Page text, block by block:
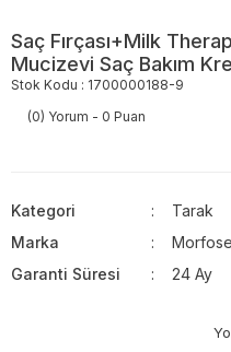
Saç Fırçası+Milk
Mucizevi Saç Bakım
Stok Kodu : 1700000188-9
(0) Yorum - 0 Puan
Kategori
Tarak
Marka
Morfose
Garanti Süresi
24 Ay